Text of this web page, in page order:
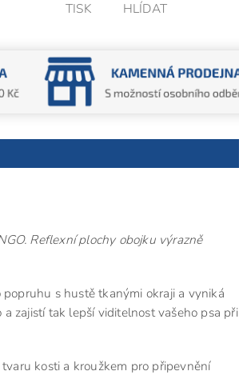
TISK HLÍDAT
Reflexní plochy obojku výrazně
s hustě tkanými okraji a vyniká
zajistí tak lepší viditelnost vašeho psa při
kosti a kroužkem pro připevnění